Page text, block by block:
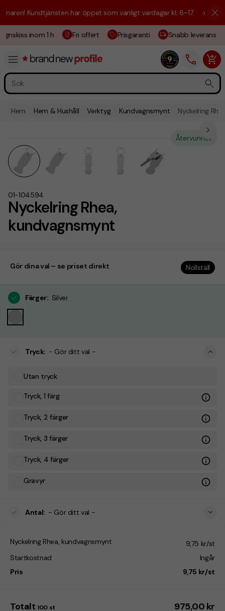
Kundtjänsten har öppet som vanligt vardagar kl. 8–17. ☀️ Vi är
inom 1 h Fri offert Prisgaranti Snabb leverans
Hem Hem & Hushåll Verktyg Kundvagnsmynt Nyckelring
Nyckelring Rhea,
kundvagnsmynt
01-104594
Återvunnet
Gör dina val – se priset direkt Nollställ
Färger: Silver
Tryck: - Gör ditt val -
Utan tryck
Tryck, 1 färg
Tryck, 2 färger
Tryck, 3 färger
Tryck, 4 färger
Gravyr
Antal: - Gör ditt val -
Nyckelring Rhea, kundvagnsmynt
9,75 kr/st
Startkostnad
Ingår
Pris
9,75 kr/st
Totalt 100 st 975,00 kr